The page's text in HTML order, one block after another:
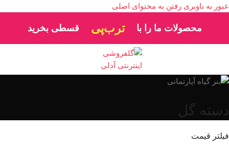
عبور به ناوبری رفتن به محتوای اصلی
محصولات ما را با دیجی‌پی قسطی بخرید
دسته گل
فیلتر قیمت